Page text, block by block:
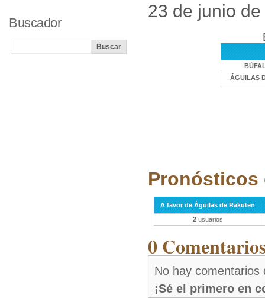
23 de junio
ÁGUILAS
Pronósticos
A favor de Águilas de Rakuten
2usuarios
0
No hay comentarios
¡Sé el primero en
Buscador